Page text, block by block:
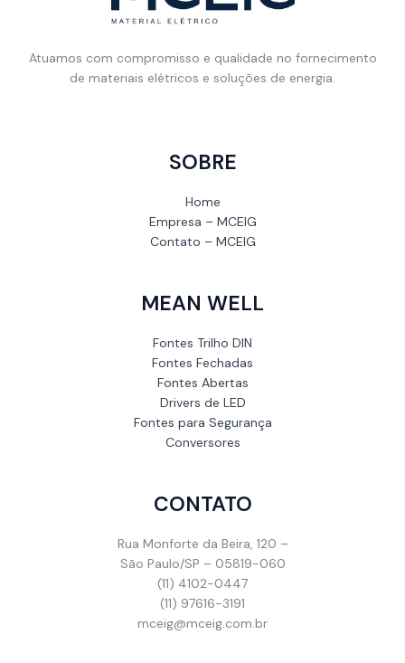
Atuamos com compromisso e qualidade no fornecimento
de materiais elétricos e soluções de energia.
SOBRE
Home
Empresa – MCEIG
Contato – MCEIG
MEAN WELL
Fontes Trilho DIN
Fontes Fechadas
Fontes Abertas
Drivers de LED
Fontes para Segurança
Conversores
CONTATO
Rua Monforte da Beira, 120 –
São Paulo/SP – 05819-060
(11) 4102-0447
(11) 97616-3191
mceig@mceig.com.br